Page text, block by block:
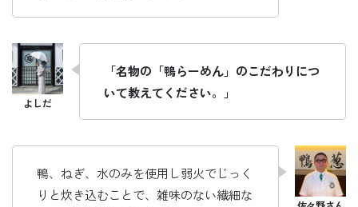
「名物の「鴨らーめん」のこだわりにつ
いて教えてください。」
鴨、ねぎ、水のみを使用し弱火でじっく
りと炊き込むことで、雑味のない繊細な